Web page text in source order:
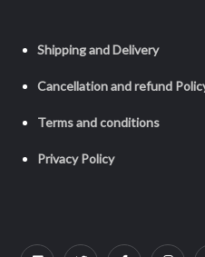
Shipping and Delivery
Cancellation and refund
Terms and conditions
Privacy Policy